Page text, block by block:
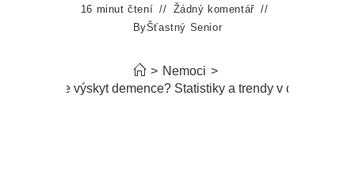
16 minut čtení
Žádný komentář
ByŠťastný Senior
> Nemoci >
Jak častý je výskyt demence? Statistiky a trendy v diagnostice